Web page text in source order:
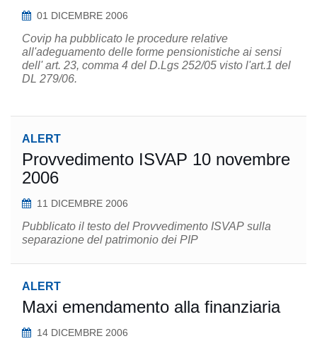
01 DICEMBRE 2006
Covip ha pubblicato le procedure relative
all'adeguamento delle forme pensionistiche ai sensi
dell' art. 23, comma 4 del D.Lgs 252/05 visto l'art.1 del
DL 279/06.
ALERT
Provvedimento ISVAP 10 novembre
2006
11 DICEMBRE 2006
Pubblicato il testo del Provvedimento ISVAP sulla
separazione del patrimonio dei PIP
ALERT
Maxi emendamento alla finanziaria
14 DICEMBRE 2006